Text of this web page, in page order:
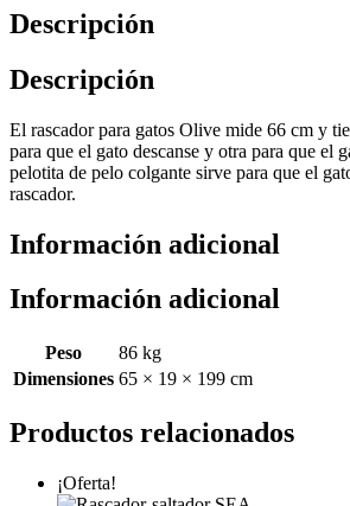
Descripción
Descripción
El rascador para gatos Olive mide 66 cm y
para que el gato descanse y otra para que el
pelotita de pelo colgante sirve para que el
rascador.
Información adicional
Información adicional
Peso
86 kg
Dimensiones 65 × 19 × 199 cm
Productos relacionados
¡Oferta!